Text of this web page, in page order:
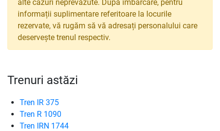
alte cazuri neprevăzute. După îmbarcare, pentru
informații suplimentare referitoare la locurile
rezervate, vă rugăm să vă adresați personalului care
deservește trenul respectiv.
Trenuri astăzi
Tren IR 375
Tren R 1090
Tren IRN 1744